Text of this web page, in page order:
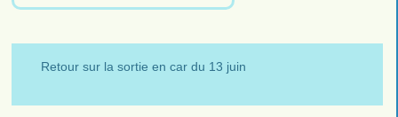
Retour sur la sortie en car du 13 juin